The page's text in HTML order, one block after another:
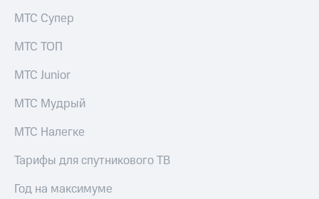
МТС Супер
МТС ТОП
МТС Junior
МТС Мудрый
МТС Налегке
Тарифы для спутникового ТВ
Год на максимуме